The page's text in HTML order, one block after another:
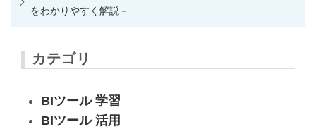
をわかりやすく解説－
カテゴリ
BIツール 学習
BIツール 活用